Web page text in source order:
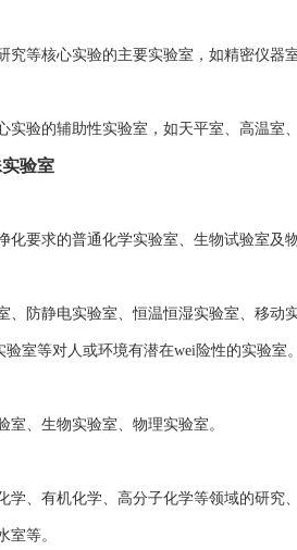
究等核心实验的主要实验室，如精密仪器室
实验的辅助性实验室，如天平室、高温室
验室
化要求的普通化学实验室、生物试验室及
、防静电实验室、恒温恒湿实验室、移
验室等对人或环境有潜在wei险性的实验室。
室、生物实验室、物理实验室。
学、有机化学、高分子化学等领域的研
室等。